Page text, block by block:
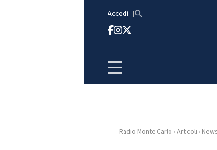
Accedi
HOMERadio Monte Carlo › Articoli ›